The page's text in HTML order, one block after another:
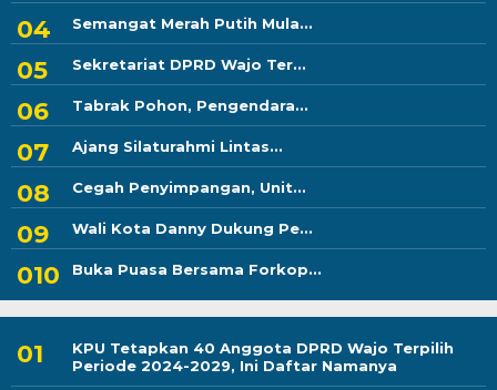
Semangat Merah Putih Mula...
Sekretariat DPRD Wajo Ter...
Tabrak Pohon, Pengendara...
Ajang Silaturahmi Lintas...
Cegah Penyimpangan, Unit...
Wali Kota Danny Dukung Pe...
Buka Puasa Bersama Forkop...
KPU Tetapkan 40 Anggota DPRD Wajo Terpilih
Periode 2024-2029, Ini Daftar Namanya